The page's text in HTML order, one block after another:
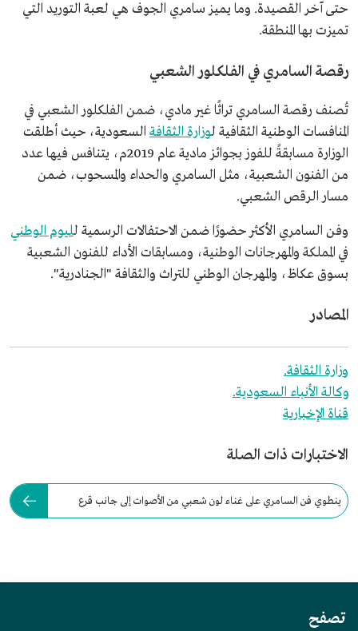
حتى آخر القصيدة. وما يميز سامري الجوف هي لعبة التوريد التي
تميزت بها المنطقة.
رقصة السامري في الفلكلور الشعبي
تُصنف رقصة السامري تراثًا غير مادي، ضمن الفلكلور الشعبي في
المنافسات الوطنية الثقافية لوزارة الثقافة السعودية، حيث أطلقت
الوزارة مسابقةً للفوز بجوائز مادية عام 2019م، يتنافس فيها عدد
من الفنون الشعبية، مثل السامري والحداء والمسحوب، ضمن
مسار الرقص الشعبي.
وفن السامري الأكثر حضورًا ضمن الاحتفالات الرسمية لليوم الوطني
في المملكة والمهرجانات الوطنية، ومسابقات الأداء للفنون الشعبية
بسوق عكاظ، والمهرجان الوطني للتراث والثقافة "الجنادرية".
المصادر
وزارة الثقافة.
وكالة الأنباء السعودية.
قناة الإخبارية
الاختبارات ذات الصلة
ينطوي فن السامري على غناء لون شعبي من الأصوات إلى جانب قرع
تصفح